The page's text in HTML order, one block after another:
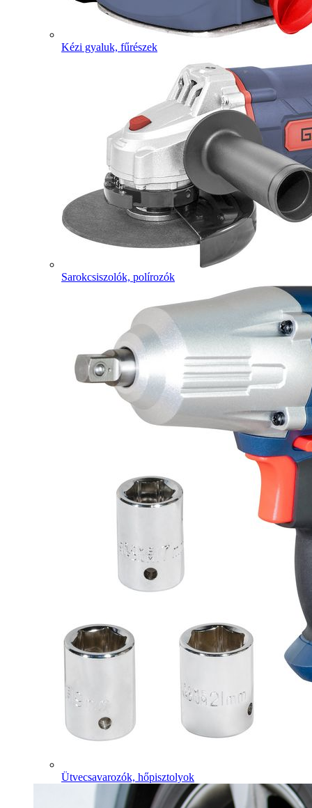
Kézi gyaluk, fűrészek
Sarokcsiszolók, polírozók
Ütvecsavarozók, hőpisztolyok